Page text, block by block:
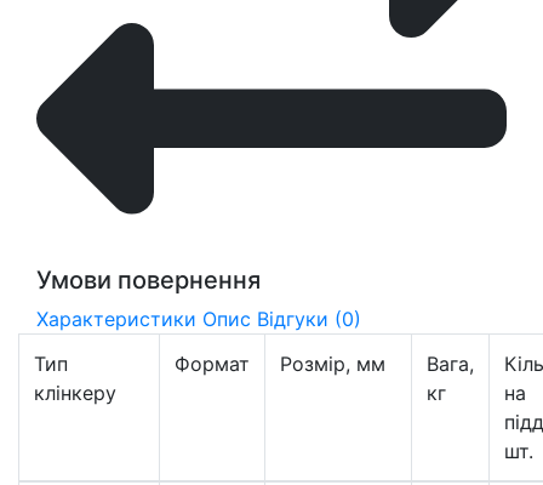
Умови повернення
Характеристики Опис Відгуки (0)
Тип
клінкеру
Формат Розмір, мм
Вага,
кг
на
шт.